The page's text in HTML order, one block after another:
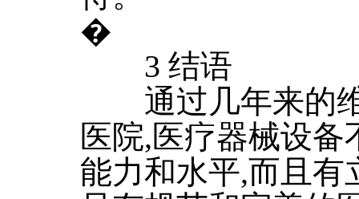
�
3 结语
通过几年来的维
医院,医疗器械设
能力和水平,而且有